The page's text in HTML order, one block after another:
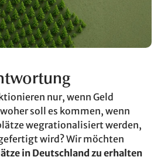
nur, wenn Geld
soll es kommen, wenn
wegrationalisiert werden,
wird? Wir möchten
in Deutschland zu erhalten